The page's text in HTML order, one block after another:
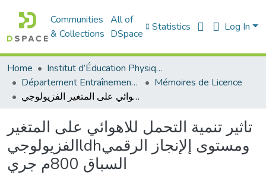
Communities
& Collections
All of
DSpace
Statistics Log In
Home
Institut d’Éducation Physique et Sportive
Département Entraînement Sportif (ES)
Mémoires de Licence
تاثير تنمية التحمل للاهوائي على المتغير الفزيولوجيldhومستوى إلإنجاز الرقمي السباق 800م جري
تاثير تنمية التحمل للاهوائي على المتغير
الفزيولوجيldhومستوى إلإنجاز الرقمي
السباق 800م جري